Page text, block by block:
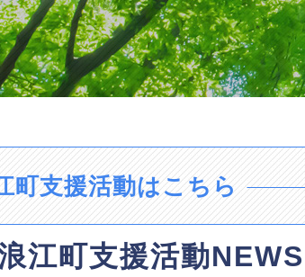
町支援活動はこちら
江町支援活動NEWS